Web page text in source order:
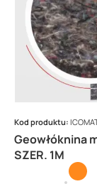
Geowłóknina
SZER. 1M
Kod produktu: